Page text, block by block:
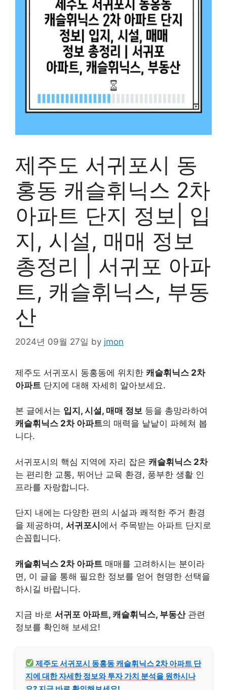
제주도 서귀포시 동
홍동 캐슬휘닉스 2차
아파트 단지 정보| 입
지, 시설, 매매 정보
총정리 | 서귀포 아파
트, 캐슬휘닉스, 부동
산
2024년 09월 27일 by jmon
제주도 서귀포시 동홍동에 위치한 캐슬휘닉스 2차
아파트 단지에 대해 자세히 알아보세요.
본 글에서는 입지, 시설, 매매 정보 등을 총망라하여
캐슬휘닉스 2차 아파트의 매력을 낱낱이 파헤쳐 봅
니다.
서귀포시의 핵심 지역에 자리 잡은 캐슬휘닉스 2차
는 편리한 교통, 뛰어난 교육 환경, 풍부한 생활 인
프라를 자랑합니다.
단지 내에는 다양한 편의 시설과 쾌적한 주거 환경
을 제공하며, 서귀포시 에서 주목받는 아파트 단지로
손꼽힙니다.
캐슬휘닉스 2차 아파트 매매를 고려하시는 분이라
면, 이 글을 통해 필요한 정보를 얻어 현명한 선택을
하시길 바랍니다.
지금 바로 서귀포 아파트, 캐슬휘닉스, 부동산관련
정보를 확인해 보세요!
제주도 서귀포시 동홍동 캐슬휘닉스 2차 아파트 단
지에 대한 자세한 정보와 투자 가치 분석을 원하시나